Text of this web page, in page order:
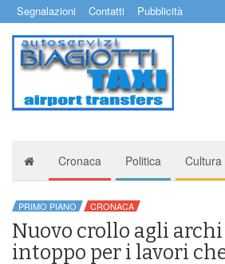
Segnalazioni Contatti Pubblicità
Cronaca Politica Cultura
PRIMO PIANO CRONACA
Nuovo crollo agli archi
intoppo per i lavori